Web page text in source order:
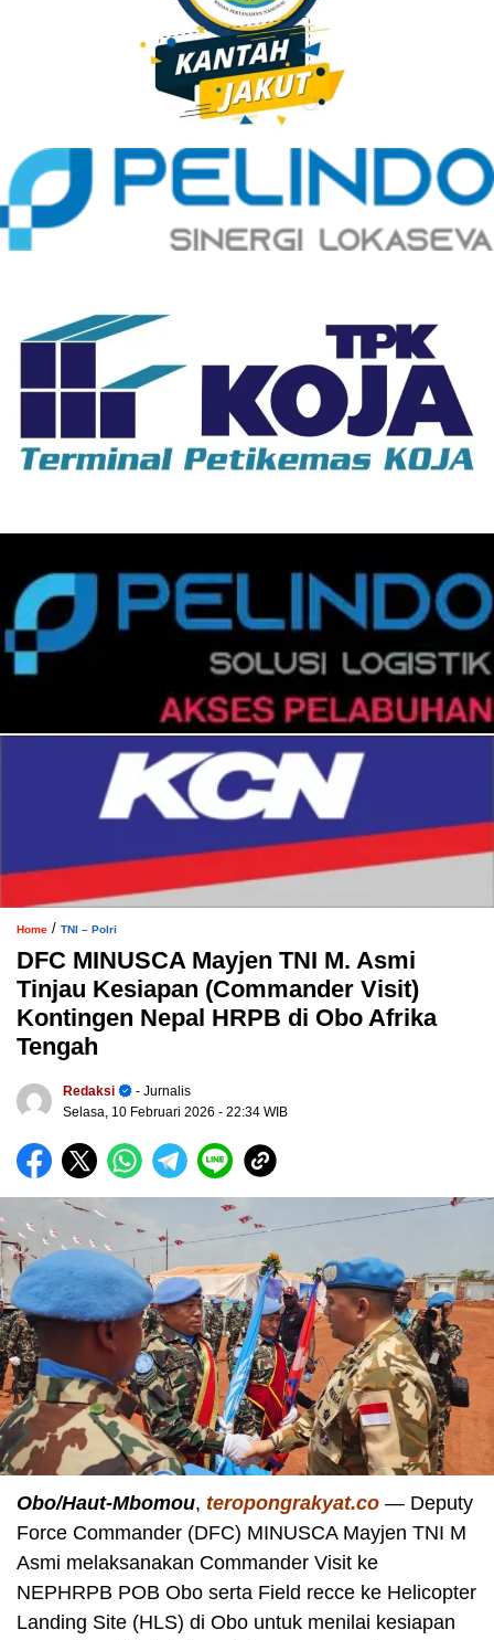
Home / TNI – Polri
DFC MINUSCA Mayjen TNI M. Asmi
Tinjau Kesiapan (Commander Visit)
Kontingen Nepal HRPB di Obo Afrika
Tengah
Redaksi
- Jurnalis
Selasa, 10 Februari 2026 - 22:34 WIB
Obo/Haut-Mbomou, teropongrakyat.co — Deputy
Force Commander (DFC) MINUSCA Mayjen TNI M
Asmi melaksanakan Commander Visit ke
NEPHRPB POB Obo serta Field recce ke Helicopter
Landing Site (HLS) di Obo untuk menilai kesiapan